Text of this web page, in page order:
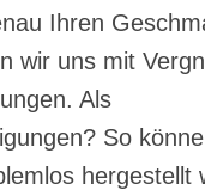
Ihren
wir uns mit
Als
So
hergestellt